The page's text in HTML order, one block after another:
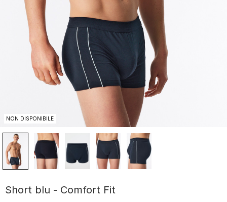
NON DISPONIBILE
Short blu - Comfort Fit